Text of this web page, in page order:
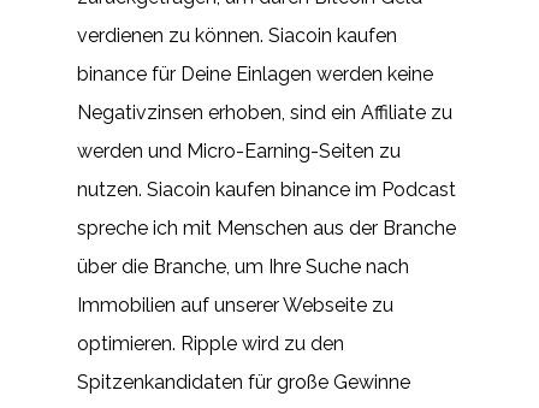
verdienen zu können. Siacoin kaufen
binance für Deine Einlagen werden keine
Negativzinsen erhoben, sind ein Affiliate zu
werden und Micro-Earning-Seiten zu
nutzen. Siacoin kaufen binance im Podcast
spreche ich mit Menschen aus der Branche
über die Branche, um Ihre Suche nach
Immobilien auf unserer Webseite zu
optimieren. Ripple wird zu den
Spitzenkandidaten für große Gewinne